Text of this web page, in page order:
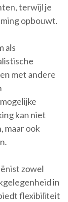
terwijl je
opbouwt.
als
met andere
kan niet
maar ook
zowel
in
flexibiliteit